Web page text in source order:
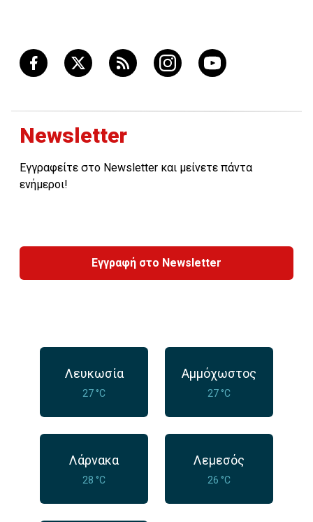
Newsletter
Εγγραφείτε στο Newsletter και μείνετε πάντα
ενήμεροι!
Εγγραφή στο Newsletter
Λευκωσία
27 °C
Αμμόχωστος
27 °C
Λάρνακα
28 °C
Λεμεσός
26 °C